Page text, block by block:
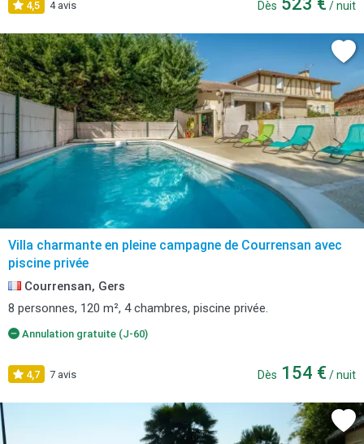
4,5 4 avis Dès / nuit
Villa charmante en pleine campagne de Courrensan avec
piscine privée
Courrensan, Gers
8 personnes, 120 m², 4 chambres, piscine privée.
Annulation gratuite (J-60)
4,7 7 avis Dès 154 € / nuit